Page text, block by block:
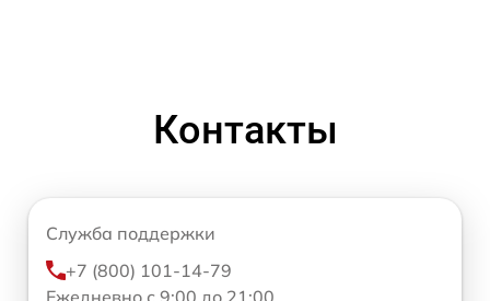
Контакты
Служба поддержки
+7 (800) 101-14-79